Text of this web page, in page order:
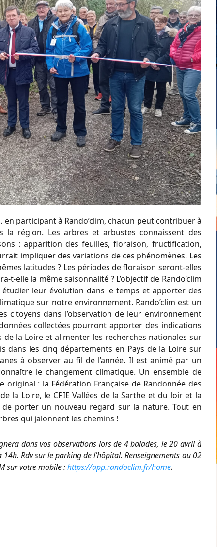
participant à Rando’clim, chacun peut contribuer à
la région. Les arbres et arbustes connaissent des
: apparition des feuilles, floraison, fructification,
impliquer des variations de ces phénomènes. Les
latitudes ? Les périodes de floraison seront-elles
elle la même saisonnalité ? L’objectif de Rando’clim
étudier leur évolution dans le temps et apporter des
sur notre environnement. Rando’clim est un
citoyens dans l’observation de leur environnement
collectées pourront apporter des indications
la Loire et alimenter les recherches nationales sur
dans les cinq départements en Pays de la Loire sur
à observer au fil de l’année. Il est animé par un
le changement climatique. Un ensemble de
: la Fédération Française de Randonnée des
la Loire, le CPIE Vallées de la Sarthe et du loir et la
de porter un nouveau regard sur la nature. Tout en
qui jalonnent les chemins !
dans vos observations lors de 4 balades, le 20 avril à
Rdv sur le parking de l’hôpital. Renseignements au 02
sur votre mobile :https://app.randoclim.fr/home.